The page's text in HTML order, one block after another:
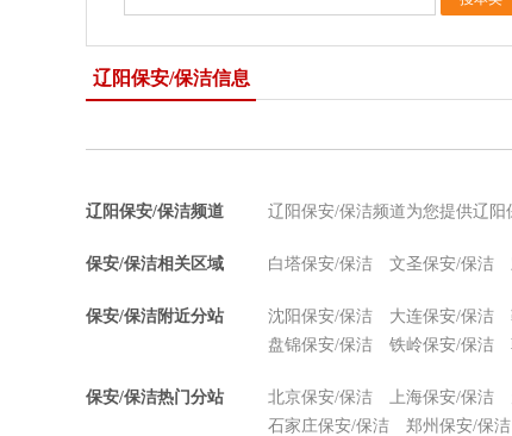
辽阳保安/保洁信息
辽阳保安/保洁频道 辽阳保安/保洁频道为您提供辽
保安/保洁相关区域 白塔保安/保洁 文圣保安/保洁
保安/保洁附近分站 沈阳保安/保洁 大连保安/保洁
盘锦保安/保洁
铁岭保安/保洁
保安/保洁热门分站 北京保安/保洁 上海保安/保洁
石家庄保安/保洁
郑州保安/保洁